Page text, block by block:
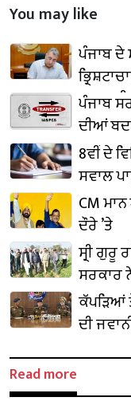
You may like
ਪੰਜਾਬ ਦੇ
ਪ੍ਰਵਾਨਗੀ
ਪੰਜਾਬ
ਦੀਆਂ
8ਵੀਂ ਦੇ
ਸਵਾਲ
CM
ਦੌਰੇ ’ਤੇ
ਸ੍ਰੀ ਗੁਰੂ
ਸਰਕਾਰ
ਕੱਪੜਿਆਂ
ਦੀ
Read more